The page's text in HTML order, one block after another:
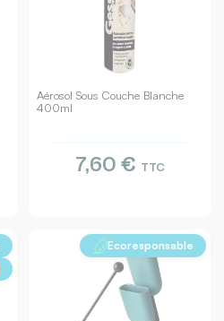
Aérosol Sous Couche Blanche
400ml
7,60 € TTC
Ecoresponsable